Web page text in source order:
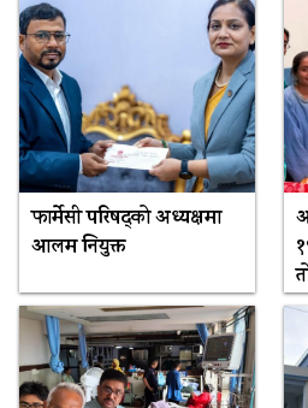
फार्मेसी परिषद्को अध्यक्षमा
आलम नियुक्त